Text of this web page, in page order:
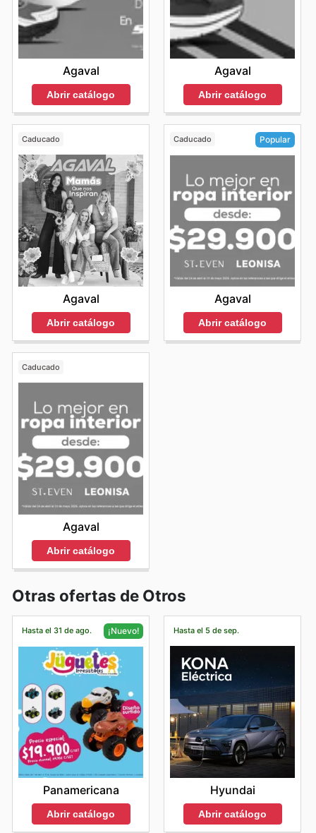
Agaval
Abrir catálogo
Agaval
Abrir catálogo
Caducado
Agaval
Abrir catálogo
Caducado Popular
Agaval
Abrir catálogo
Caducado
Agaval
Abrir catálogo
Otras ofertas de Otros
Hasta el 31 de ago. ¡Nuevo!
Panamericana
Abrir catálogo
Hasta el 5 de sep.
Hyundai
Abrir catálogo